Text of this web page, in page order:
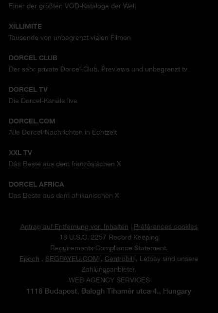
Einer der größten VOD-Kataloge der Welt
XILLIMITE
Tausende von unbegrenzt vielen Filmen
DORCEL CLUB
Der sehr private Dorcel-Club. Previews und unbegrenzt tv
DORCEL TV
Die Dorcel-Kanäle live
DORCEL.COM
Alle Dorcel-Nachrichten in Echtzeit
XXL TV
Das Beste aus dem französischen X
DORCEL AFRICA
Das Beste aus dem afrikanischen X
Antrag auf Entfernung von Inhalten | Préférences cookies
18 U.S.C. 2257 Record Keeping
Requirements Compliance Statement.
Epoch , SEGPAYEU.COM , Centrobill , Letpay sind unsere
Zahlungsanbieter.
WEB AGENCY SERVICES